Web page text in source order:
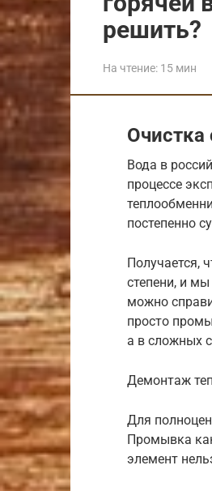
решить?
На чтение: 15 мин
Очистка
Вода в
процессе
постепенно
Получается,
степени, и
можно
просто
а в сложных
Демонтаж
Для
Промывка
элемент